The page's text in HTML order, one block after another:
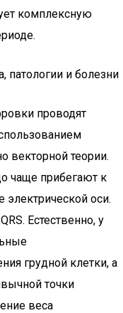
комплексную
и болезни
проводят
векторной теории.
чаще прибегают к
электрической оси.
Естественно, у
грудной клетки, а
точки
веса